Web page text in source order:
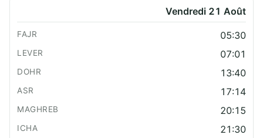
Vendredi 21 Août
05:30
07:01
13:40
17:14
20:15
21:30